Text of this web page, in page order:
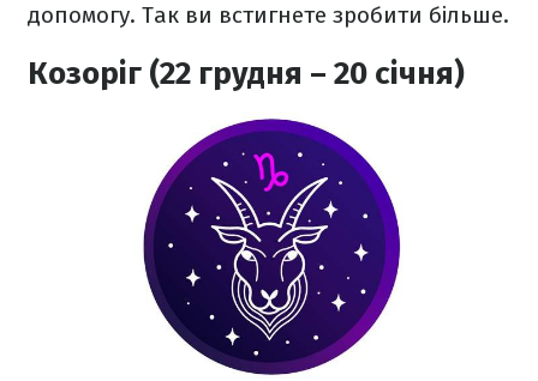
допомогу. Так ви встигнете зробити більше.
Козоріг (22 грудня – 20 січня)